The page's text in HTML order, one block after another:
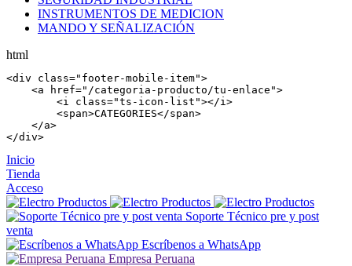
INSTRUMENTOS DE MEDICION
MANDO Y SEÑALIZACIÓN
html
<div class="footer-mobile-item">
    <
a href="/categoria-producto/tu-enlace">
        <
i class="ts-icon-list"></i >
        <
span>CATEGORIES</span>
    </
a>
</div>
Inicio
Tienda
Acceso
Soporte Técnico pre y post
venta
Escríbenos a WhatsApp
Empresa Peruana